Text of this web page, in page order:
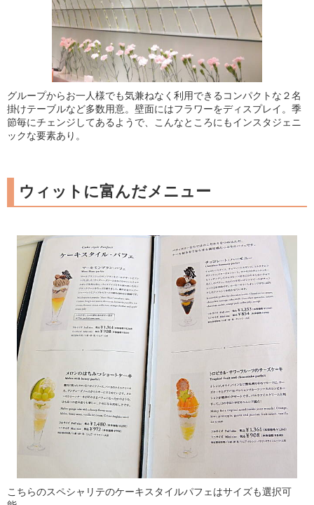
グループからお一人様でも気兼ねなく利用できるコンパクトな２名
掛けテーブルなど多数用意。壁面にはフラワーをディスプレイ。季
節毎にチェンジしてあるようで、こんなところにもインスタジェニ
ックな要素あり。
ウィットに富んだメニュー
こちらのスペシャリテのケーキスタイルパフェはサイズも選択可